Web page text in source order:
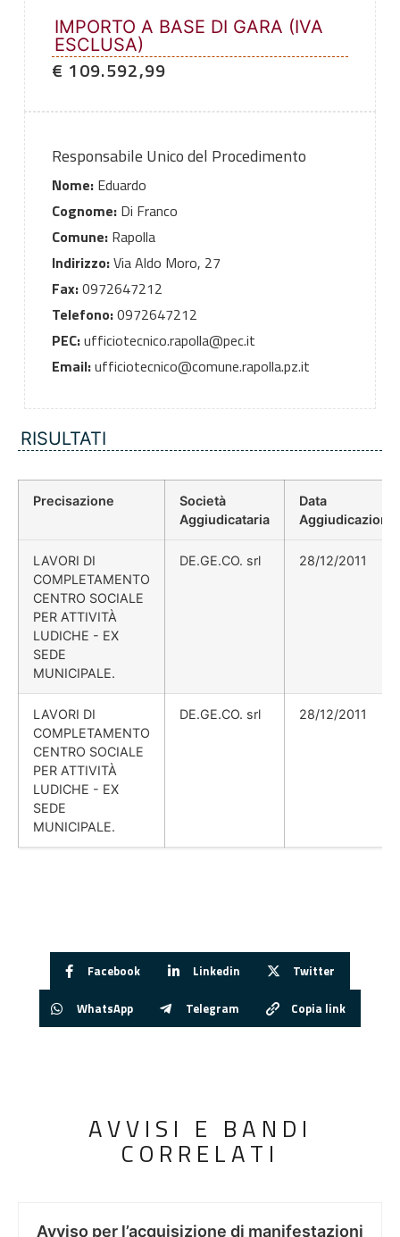
IMPORTO A BASE DI GARA (IVA
ESCLUSA)
€ 109.592,99
Responsabile Unico del Procedimento
Nome:Eduardo
Cognome:Di Franco
Comune:Rapolla
Indirizzo:Via Aldo Moro, 27
Fax:0972647212
Telefono:0972647212
PEC:ufficiotecnico.rapolla@pec.it
Email:ufficiotecnico@comune.rapolla.pz.it
RISULTATI
Precisazione
Società
Aggiudicataria
Data
Aggiudicazione
LAVORI DI
COMPLETAMENTO
CENTRO SOCIALE
PER ATTIVITÀ
LUDICHE - EX
SEDE
MUNICIPALE.
DE.GE.CO. srl 28/12/2011
LAVORI DI
COMPLETAMENTO
CENTRO SOCIALE
PER ATTIVITÀ
LUDICHE - EX
SEDE
MUNICIPALE.
DE.GE.CO. srl 28/12/2011
Facebook Linkedin Twitter
WhatsApp Telegram Copia link
AVVISI E BANDI
CORRELATI
Avviso per l’acquisizione di manifestazioni